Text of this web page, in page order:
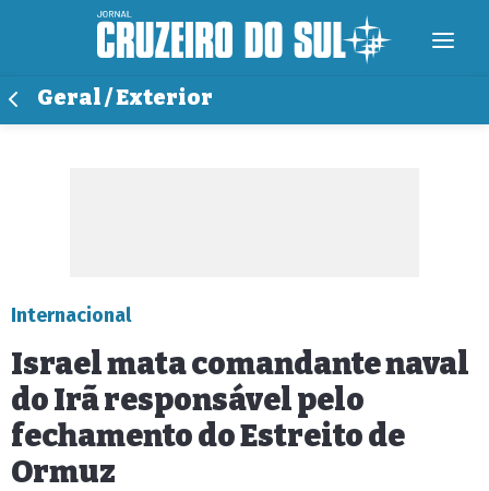
Geral / Exterior
Internacional
Israel mata comandante naval
do Irã responsável pelo
fechamento do Estreito de
Ormuz